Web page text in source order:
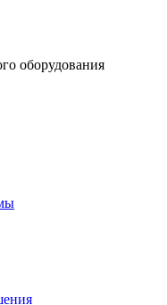
оборудования